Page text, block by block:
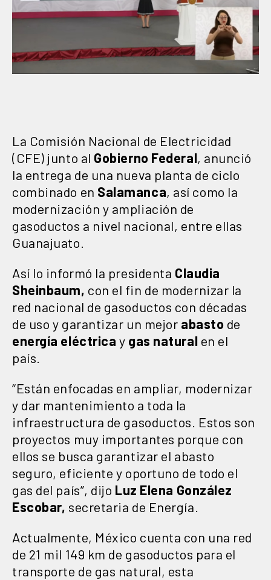
La Comisión Nacional de Electricidad
(CFE) junto al Gobierno Federal, anunció
la entrega de una nueva planta de ciclo
combinado en Salamanca, así como la
modernización y ampliación de
gasoductos a nivel nacional, entre ellas
Guanajuato.
Así lo informó la presidenta Claudia
Sheinbaum, con el fin de modernizar la
red nacional de gasoductos con décadas
de uso y garantizar un mejor abasto de
energía eléctrica y gas natural en el
país.
“Están enfocadas en ampliar, modernizar
y dar mantenimiento a toda la
infraestructura de gasoductos. Estos son
proyectos muy importantes porque con
ellos se busca garantizar el abasto
seguro, eficiente y oportuno de todo el
gas del país”, dijo Luz Elena González
Escobar, secretaria de Energía.
Actualmente, México cuenta con una red
de 21 mil 149 km de gasoductos para el
transporte de gas natural, esta